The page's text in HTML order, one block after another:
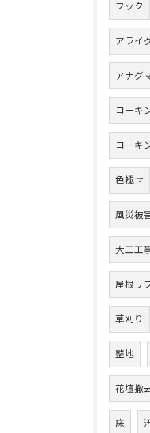
フック
アライ
アナグ
コーキ
コーキ
色褪せ
風災被
大工工
屋根リ
草刈り
整地
花壇撤
床